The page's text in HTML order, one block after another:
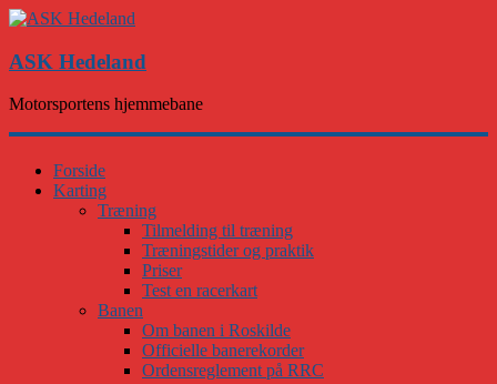
ASK Hedeland
Motorsportens hjemmebane
Forside
Karting
Træning
Tilmelding til træning
Træningstider og praktik
Priser
Test en racerkart
Banen
Om banen i Roskilde
Officielle banerekorder
Ordensreglement på RRC